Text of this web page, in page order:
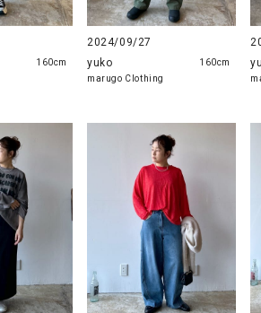
160cm
2024/09/27
yuko
marugo Clothing
160cm